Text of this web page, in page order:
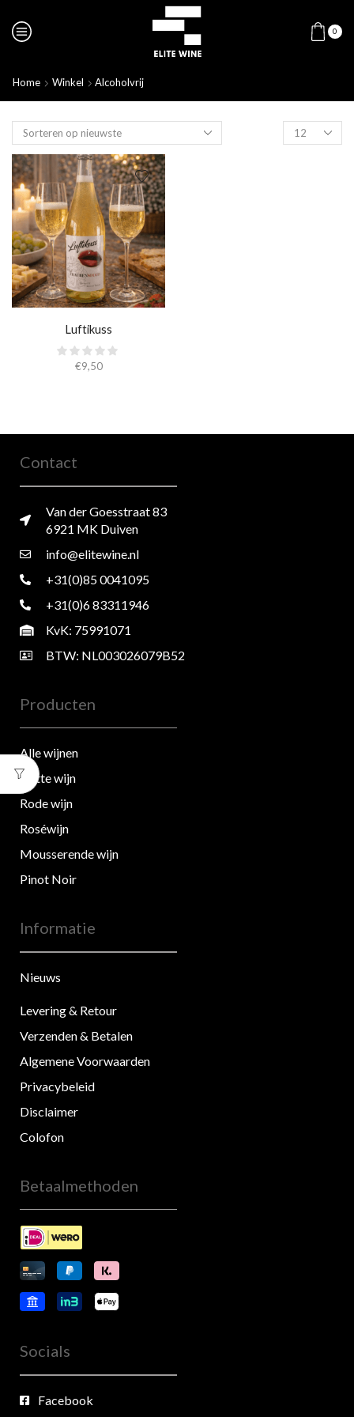
0
Home Winkel Alcoholvrij
Luftikuss
€9,50
Contact
Van der Goesstraat 83
6921 MK Duiven
info@elitewine.nl
+31(0)85 0041095
+31(0)6 83311946
KvK: 75991071
BTW: NL003026079B52
Producten
Alle wijnen
Witte wijn
Rode wijn
Roséwijn
Mousserende wijn
Pinot Noir
Informatie
Nieuws
Levering & Retour
Verzenden & Betalen
Algemene Voorwaarden
Privacybeleid
Disclaimer
Colofon
Betaalmethoden
Socials
Facebook